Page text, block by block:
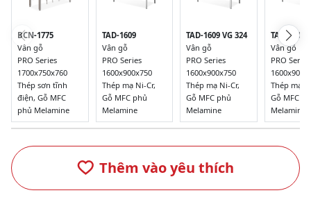
BCN-1775
Vân gỗ
PRO Series
1700x750x760
Thép sơn tĩnh
điện, Gỗ MFC
phủ Melamine
TAD-1609
Vân gỗ
PRO Series
1600x900x750
Thép mạ Ni-Cr,
Gỗ MFC phủ
Melamine
TAD-1609 VG 324
Vân gỗ
PRO Series
1600x900x750
Thép mạ Ni-Cr,
Gỗ MFC phủ
Melamine
TAD-1609
Vân gỗ
PRO Series
Thép mạ
Gỗ MFC
Melamine
Thêm vào yêu thích